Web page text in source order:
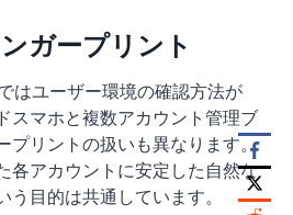
ガープリント
はユーザー環境の確認方法が
スマホと複数アカウント管理ブ
プリントの扱いも異なります。
各アカウントに安定した自然な
目的は共通しています。